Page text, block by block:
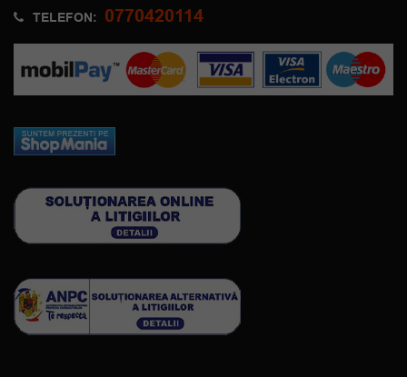
TELEFON: 0770420114